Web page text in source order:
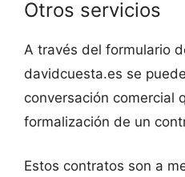
Otros servicios
A través del formulario
davidcuesta.es se
conversación comercial
formalización de un
Estos contratos son a